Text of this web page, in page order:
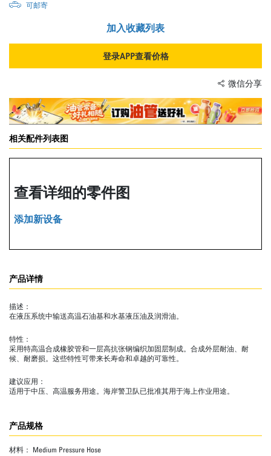
可邮寄
加入收藏列表
登录APP查看价格
微信分享
相关配件列表图
查看详细的零件图
添加新设备
产品详情
描述：
在液压系统中输送高温石油基和水基液压油及润滑油。
特性：
采用特高温合成橡胶管和一层高抗张钢编织加固层制成。合成外层耐油、耐
候、耐磨损。这些特性可带来长寿命和卓越的可靠性。
建议应用：
适用于中压、高温服务用途。海岸警卫队已批准其用于海上作业用途。
产品规格
材料： Medium Pressure Hose